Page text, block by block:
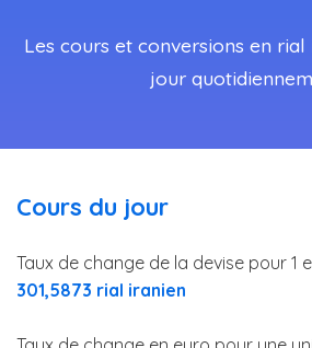
Les cours et conversions en
jour
Cours du jour
Taux de change de la devise pour 1
301,5873 rial iranien